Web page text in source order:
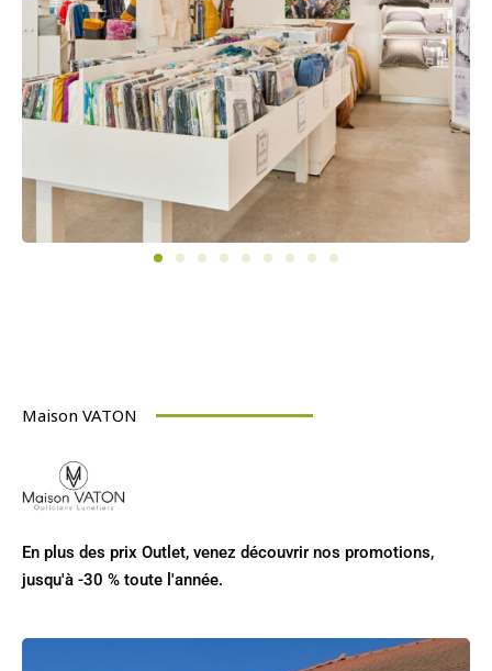
Maison VATON
En plus des prix Outlet, venez découvrir nos promotions,
jusqu'à -30 % toute l'année.